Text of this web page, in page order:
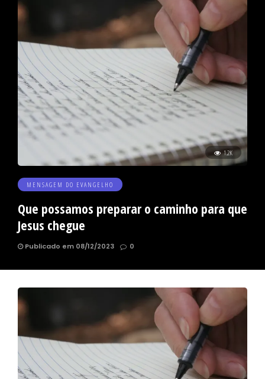
1.2K
MENSAGEM DO EVANGELHO
Que possamos preparar o caminho para que
Jesus chegue
Publicado em 08/12/2023 0